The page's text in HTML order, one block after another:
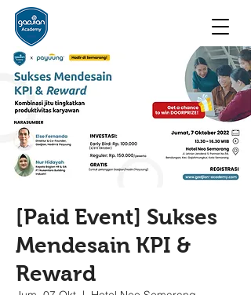
[Paid Event] Sukses
Mendesain KPI &
Reward